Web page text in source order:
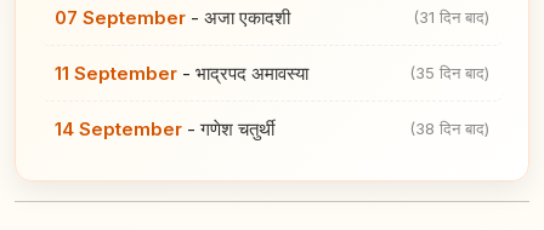
07 September - अजा एकादशी (31 दिन बाद)
11 September - भाद्रपद अमावस्या (35 दिन बाद)
14 September -गणेश चतुर्थी (38 दिन बाद)